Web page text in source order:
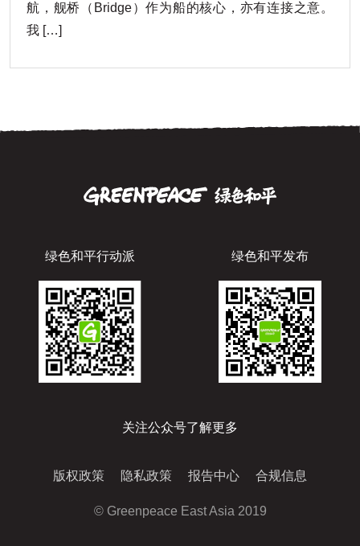
航，舰桥（Bridge）作为船的核心，亦有连接之意。
我 […]
绿色和平行动派 绿色和平发布
关注公众号了解更多
版权政策 隐私政策 报告中心 合规信息
© Greenpeace East Asia 2019